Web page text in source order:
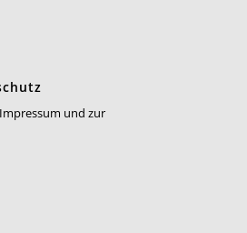
und zur